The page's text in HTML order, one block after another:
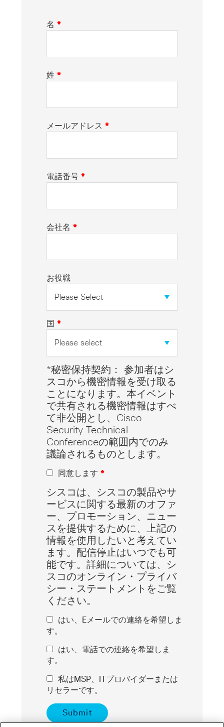
名 *
姓 *
メールアドレス *
電話番号 *
会社名 *
お役職
国 *
*秘密保持契約： 参加者はシ
スコから機密情報を受け取る
ことになります。本イベント
で共有される機密情報はすべ
て非公開とし、Cisco
Security Technical
Conferenceの範囲内でのみ
議論されるものとします。
同意します *
シスコは、シスコの製品やサ
ービスに関する最新のオファ
ー、プロモーション、ニュー
スを提供するために、上記の
情報を使用したいと考えてい
ます。配信停止はいつでも可
能です。詳細については、シ
スコのオンライン・プライバ
シー・ステートメントをご覧
ください。
はい、Eメールでの連絡を希望しま
す。
はい、電話での連絡を希望しま
す。
私はMSP、ITプロバイダーまたは
リセラーです。